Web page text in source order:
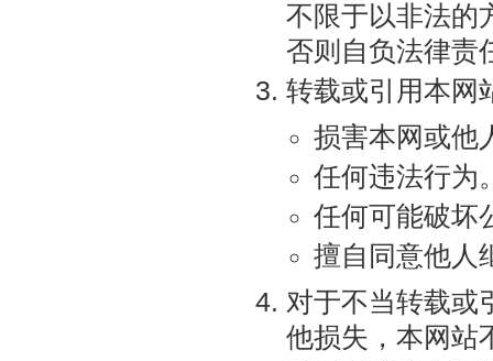
不限于以非法的
否则自负法律责
转载或引用本网
损害本网或他
任何违法行为
任何可能破坏
擅自同意他人
对于不当转载或
他损失，本网站